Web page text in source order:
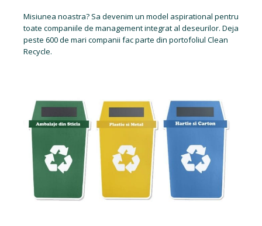
Misiunea noastra? Sa devenim un model aspirational pentru
toate companiile de management integrat al deseurilor. Deja
peste 600 de mari companii fac parte din portofoliul Clean
Recycle.